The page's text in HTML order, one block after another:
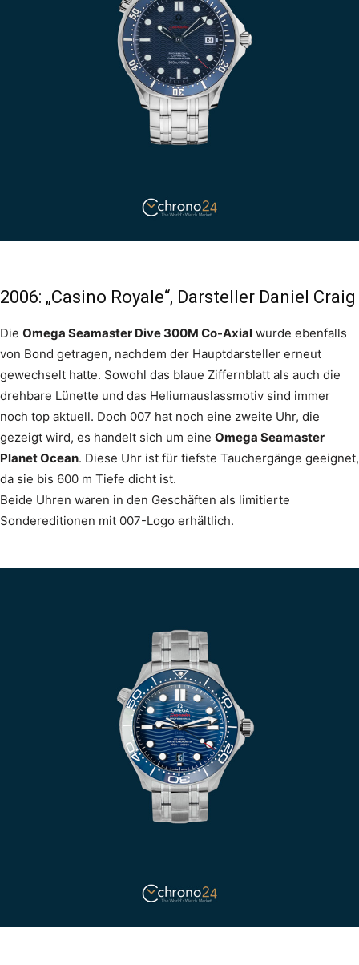
2006: „Casino Royale“, Darsteller Daniel Craig
Die Omega Seamaster Dive 300M Co-Axial wurde ebenfalls
von Bond getragen, nachdem der Hauptdarsteller erneut
gewechselt hatte. Sowohl das blaue Ziffernblatt als auch die
drehbare Lünette und das Heliumauslassmotiv sind immer
noch top aktuell. Doch 007 hat noch eine zweite Uhr, die
gezeigt wird, es handelt sich um eine Omega Seamaster
Planet Ocean. Diese Uhr ist für tiefste Tauchergänge geeignet,
da sie bis 600 m Tiefe dicht ist.
Beide Uhren waren in den Geschäften als limitierte
Sondereditionen mit 007-Logo erhältlich.